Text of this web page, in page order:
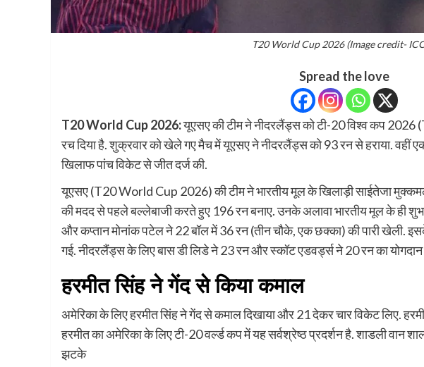
T20 World Cup 2026 (Image credit-
Spread the love
T20 World Cup 2026:यूएसए की टीम ने नीदरलैंड्स को टी-20 विश्व कप
रच दिया है. शुक्रवार को खेले गए मैच में यूएसए ने नीदरलैंड्स को 93 रन से हराया. वहीं
खिलाफ पांच विकेट से जीत दर्ज की.
यूएसए (T20 World Cup 2026) की टीम ने भारतीय मूल के खिलाड़ी साईतेजा
की मदद से पहले बल्लेबाजी करते हुए 196 रन बनाए. उनके अलावा भारतीय मूल के ही
और कप्तान मोनांक पटेल ने 22 बॉल में 36 रन (तीन चौके, एक छक्का) की पारी खेली.
गई. नीदरलैंड्स के लिए बास डी लिडे ने 23 रन और स्कॉट एडवर्ड्स ने 20 रन का योगदान
हरमीत सिंह ने गेंद से किया कमाल
अमेरिका के लिए हरमीत सिंह ने गेंद से कमाल दिखाया और 21 देकर चार विकेट लिए.
हरमीत का अमेरिका के लिए टी-20 वर्ल्ड कप में यह सर्वश्रेष्ठ प्रदर्शन है. शाडली
झटके